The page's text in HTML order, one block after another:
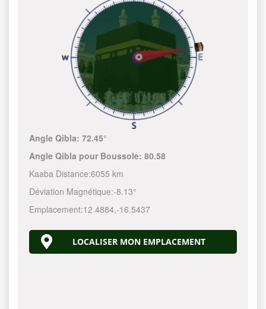
Angle Qibla:72.45°
Angle Qibla pour Boussole:80.58
Kaaba Distance:6055 km
Déviation Magnétique:-8.13°
Emplacement:12.4884,-16.5437
LOCALISER MON EMPLACEMENT